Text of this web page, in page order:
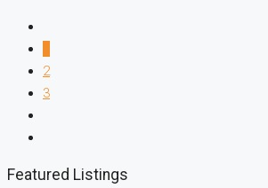
2
3
Featured Listings